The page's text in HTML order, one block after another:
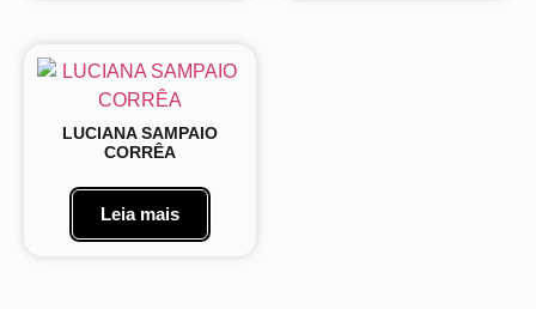
LUCIANA SAMPAIO
CORRÊA
Leia mais